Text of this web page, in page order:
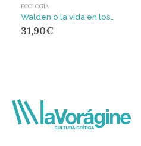
ECOLOGÍA
31,90€